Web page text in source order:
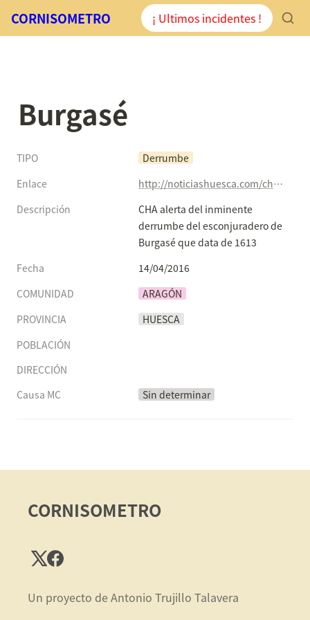
CORNISOMETRO ¡ Ultimos incidentes !
Burgasé
TIPO
Derrumbe
Enlace
http://noticiashuesca.com/cha-alerta-del-inminente-derrumbe-del-esconjuradero-de-burgase-que-data-de-1613-2/
Descripción
CHA alerta del inminente
derrumbe del esconjuradero de
Burgasé que data de 1613
Fecha
14/04/2016
COMUNIDAD
ARAGÓN
PROVINCIA
HUESCA
POBLACIÓN
DIRECCIÓN
Causa MC
Sin determinar
CORNISOMETRO
Un proyecto de Antonio Trujillo Talavera